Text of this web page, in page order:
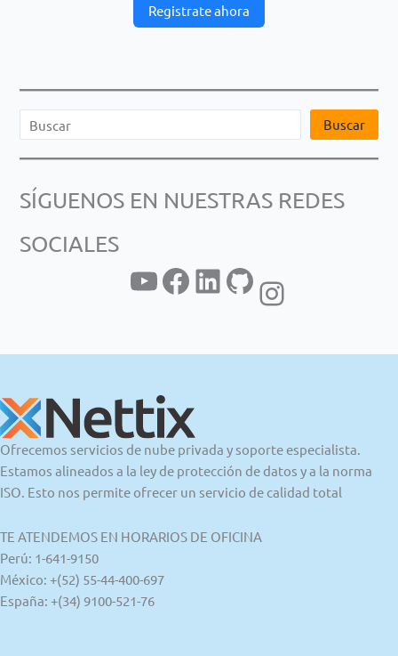
Registrate ahora
c
r
Buscar
SÍGUENOS EN NUESTRAS REDES
SOCIALES
YouTube Facebook LinkedIn GitHub Instagram
Ofrecemos servicios de nube privada y soporte especialista.
Estamos alineados a la ley de protección de datos y a la norma
ISO. Esto nos permite ofrecer un servicio de calidad total
TE ATENDEMOS EN HORARIOS DE OFICINA
Perú: 1-641-9150
México: +(52) 55-44-400-697
España: +(34) 9100-521-76